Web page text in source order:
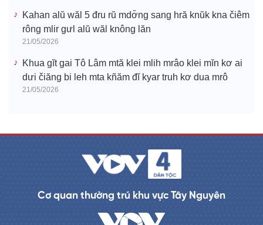
Kahan alŭ wăl 5 đru rŭ mdơ̆ng sang hră knŭk kna čiêm
rông mlir gưl alŭ wăl knông lăn
21/05/2026
Khua gĭt gai Tô Lâm mtă klei mlih mrâo klei mĭn kơ ai
dưi čiăng bi leh mta kñăm đĭ kyar truh kơ dua mrô
21/05/2026
Cơ quan thường trú khu vực Tây Nguyên